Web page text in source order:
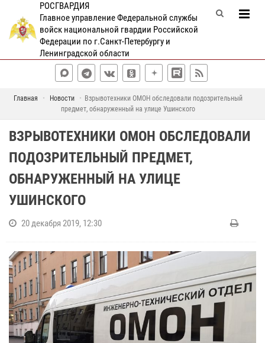
РОСГВАРДИЯ
Главное управление Федеральной службы
войск национальной гвардии Российской
Федерации по г.Санкт-Петербургу и
Ленинградской области
Главная Новости
Взрывотехники ОМОН обследовали подозрительный
предмет, обнаруженный на улице Ушинского
ВЗРЫВОТЕХНИКИ ОМОН ОБСЛЕДОВАЛИ
ПОДОЗРИТЕЛЬНЫЙ ПРЕДМЕТ,
ОБНАРУЖЕННЫЙ НА УЛИЦЕ
УШИНСКОГО
20 декабря 2019, 12:30